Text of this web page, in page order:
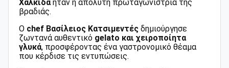
Χαλκίδαήταν η απόλυτη πρωταγωνίστρια της
βραδιάς.
Ο chef Βασίλειος Κατσιμεντές δημιούργησε
ζωντανά αυθεντικό gelato και χειροποίητα
γλυκά, προσφέροντας ένα γαστρονομικό θέαμα
που κέρδισε τις εντυπώσεις.